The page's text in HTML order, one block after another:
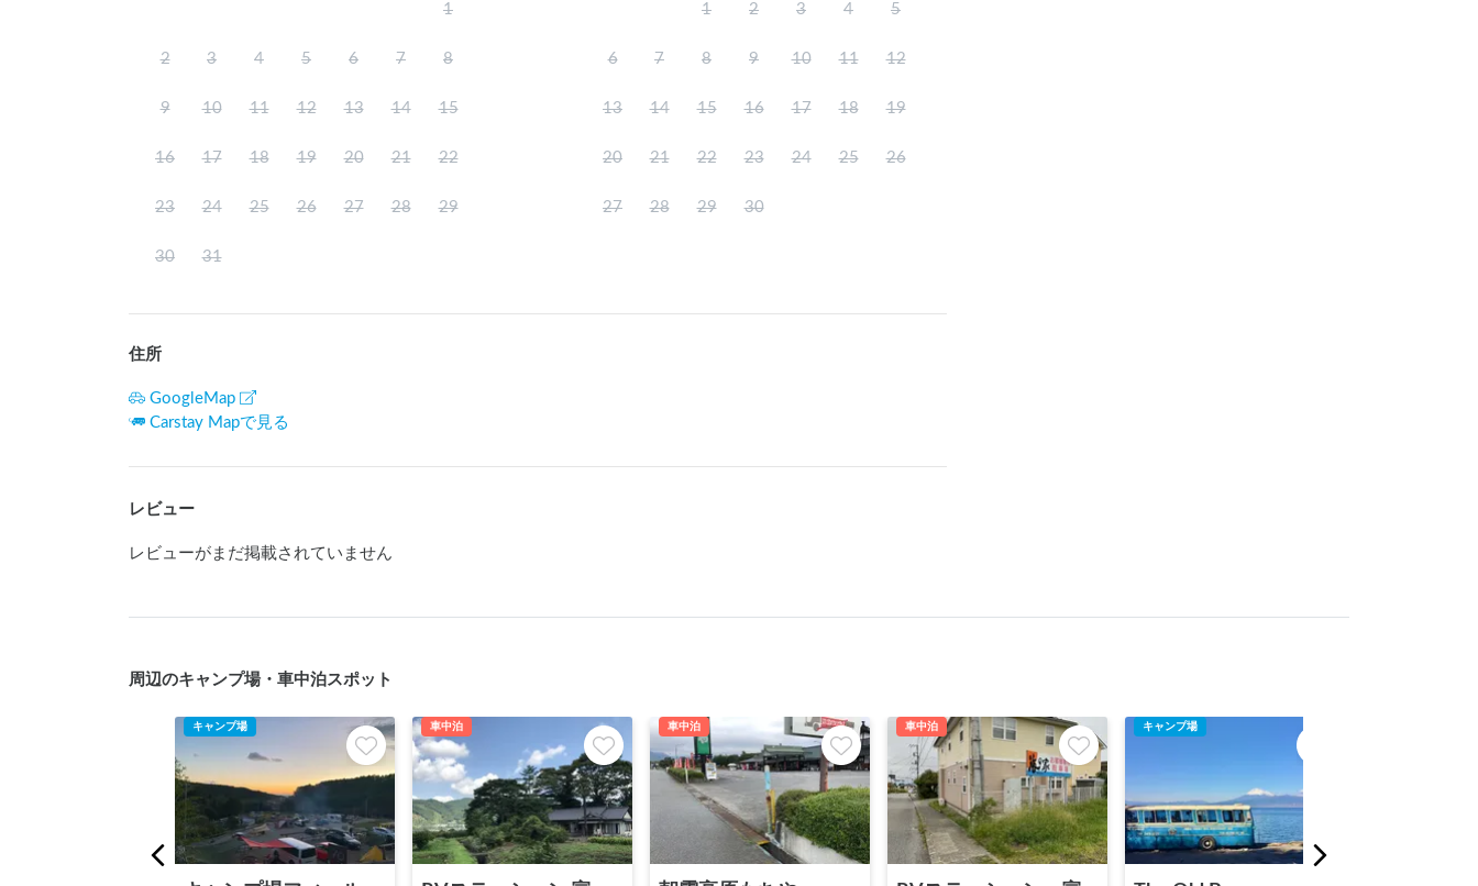
1
2 3 4 5 6 7 8
9 10 11 12 13 14 15
16 17 18 19 20 21 22
23 24 25 26 27 28 29
30 31
1 2 3 4 5
6 7 8 9 10 11 12
13 14 15 16 17 18 19
20 21 22 23 24 25 26
27 28 29 30
住所
GoogleMap
Carstay Mapで見る
レビュー
レビューがまだ掲載されていません
周辺のキャンプ場・車中泊スポット
キャンプ場 車中泊 車中泊 車中泊 キャンプ場